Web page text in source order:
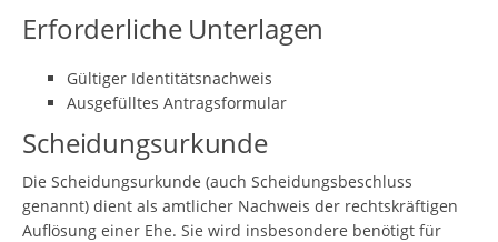
Erforderliche Unterlagen
Gültiger Identitätsnachweis
Ausgefülltes Antragsformular
Scheidungsurkunde
Die Scheidungsurkunde (auch Scheidungsbeschluss
genannt) dient als amtlicher Nachweis der rechtskräftigen
Auflösung einer Ehe. Sie wird insbesondere benötigt für